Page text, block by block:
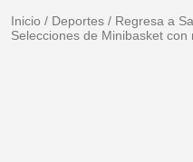
Inicio / Deportes / Regresa a
Selecciones de Minibasket